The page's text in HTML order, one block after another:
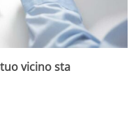
vicino sta